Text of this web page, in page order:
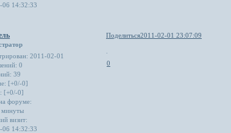
06 14:32:33
Поделиться2011-02-01 23:07:09
: 2011-02-01
0
39
[+0/-0]
[+0/-0]
форуме:
минуты
визит:
06 14:32:33
0